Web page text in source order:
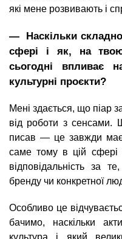
які мене розвивають і
― Наскільки
сфері і як, на
сьогодні впливає
культурні проєкти?
Мені здається, що піар
від роботи з
писав — це завжди має
саме тому в цій сфері
відповідальність за
бренду чи конкретної
Особливо це
бачимо, наскільки
культура і який